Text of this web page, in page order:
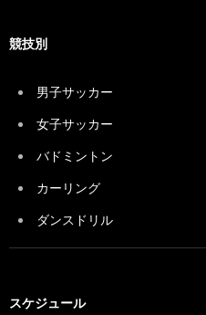
競技別
男子サッカー
女子サッカー
バドミントン
カーリング
ダンスドリル
スケジュール